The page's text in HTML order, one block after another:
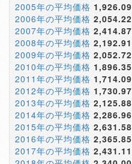
2005年の平均価格 1,926.09
2006年の平均価格 2,054.22
2007年の平均価格 2,414.87
2008年の平均価格 2,192.91
2009年の平均価格 2,052.72
2010年の平均価格 1,896.35
2011年の平均価格 1,714.09
2012年の平均価格 1,730.97
2013年の平均価格 2,125.88
2014年の平均価格 2,286.96
2015年の平均価格 2,631.58
2016年の平均価格 2,365.85
2017年の平均価格 2,431.11